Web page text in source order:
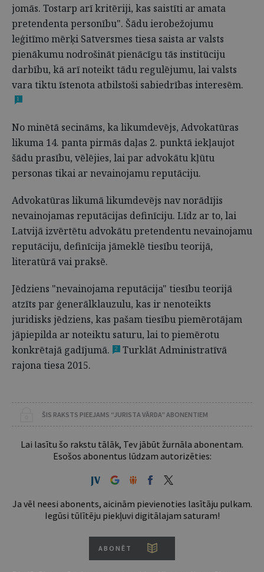
jomās. Tostarp arī kritēriji, kas saistīti ar amata
pretendenta personību". Šādu ierobežojumu
leģitīmo mērķi Satversmes tiesa saista ar valsts
pienākumu nodrošināt pienācīgu tās institūciju
darbību, kā arī noteikt tādu regulējumu, lai valsts
vara tiktu īstenota atbilstoši sabiedrības interesēm.
1
No minētā secināms, ka likumdevējs, Advokatūras
likuma 14. panta pirmās daļas 2. punktā iekļaujot
šādu prasību, vēlējies, lai par advokātu kļūtu
personas tikai ar nevainojamu reputāciju.
Advokatūras likumā likumdevējs nav norādījis
nevainojamas reputācijas definīciju. Līdz ar to, lai
Latvijā izvērtētu advokātu pretendentu nevainojamu
reputāciju, definīcija jāmeklē tiesību teorijā,
literatūrā vai praksē.
Jēdziens "nevainojama reputācija" tiesību teorijā
atzīts par ģenerālklauzulu, kas ir nenoteikts
juridisks jēdziens, kas pašam tiesību piemērotājam
jāpiepilda ar noteiktu saturu, lai to piemērotu
konkrētajā gadījumā.
2
Turklāt Administratīvā
rajona tiesa 2015.
ŠIS RAKSTS PIEEJAMS “JURISTA VĀRDA” ABONENTIEM
Lai lasītu šo rakstu tālāk, Tev jābūt žurnāla abonentam.
Esošos abonentus lūdzam autorizēties:
Ja vēl neesi abonents, aicinām pievienoties lasītāju pulkam.
Iegūsi tūlītēju piekļuvi digitālajam saturam!
ABONĒT